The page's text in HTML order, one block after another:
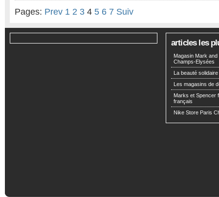
Pages: Prev 1 2 3 4 5 6 7 Suiv
articles les
Magasin Mark
Champs-Elysées
La beauté solidaire
Les magasins de
Marks et Spencer
français
Nike Store Paris